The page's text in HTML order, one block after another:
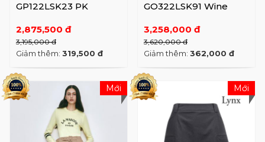
GP122LSK23 PK
2,875,500 đ
3,195,000 đ
Giảm thêm: 319,500 đ
GO322LSK91 Wine
3,258,000 đ
3,620,000 đ
Giảm thêm: 362,000 đ
Mới Mới